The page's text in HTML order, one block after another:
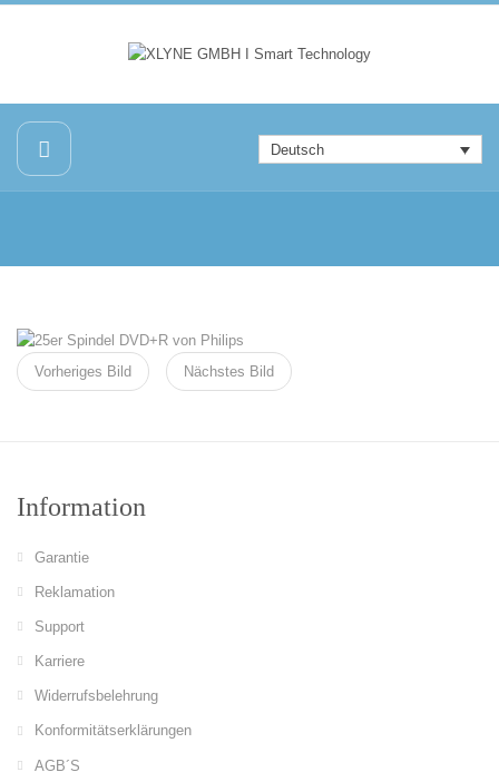
Deutsch
Vorheriges Bild Nächstes Bild
Information
Garantie
Reklamation
Support
Karriere
Widerrufsbelehrung
Konformitätserklärungen
AGB´S